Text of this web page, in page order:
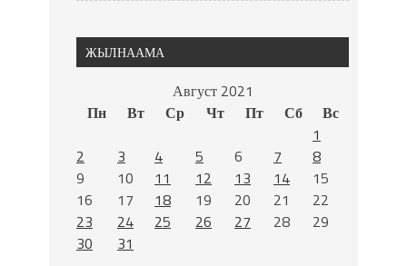
ЖЫЛНААМА
Август 2021
Пн
Вт Ср Чт Пт Сб
Вс
1
2
3 4 5 6 7
8
9
10 11 12 13 14
15
16
17 18 19 20 21
22
23
24 25 26 27 28
29
30
31